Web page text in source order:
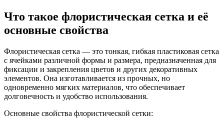
Что такое флористическая сетка и её
основные свойства
Флористическая сетка — это тонкая, гибкая пластиковая сетка
с ячейками различной формы и размера, предназначенная для
фиксации и закрепления цветов и других декоративных
элементов. Она изготавливается из прочных, но
одновременно мягких материалов, что обеспечивает
долговечность и удобство использования.
Основные свойства флористической сетки: